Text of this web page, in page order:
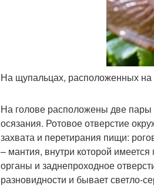
На щупальцах, расположенных на
На голове расположены две пары
осязания. Ротовое отверстие
захвата и перетирания пищи:
– мантия, внутри которой
органы и заднепроходное
разновидности и бывает светло-